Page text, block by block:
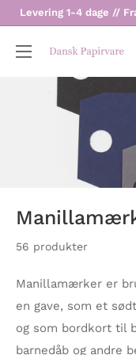
Levering 1-4 dage //
Dansk
Papirvare
56 produkter
Manillamærker er
en gave, som et
og som bordkort til
barnedåb og andre